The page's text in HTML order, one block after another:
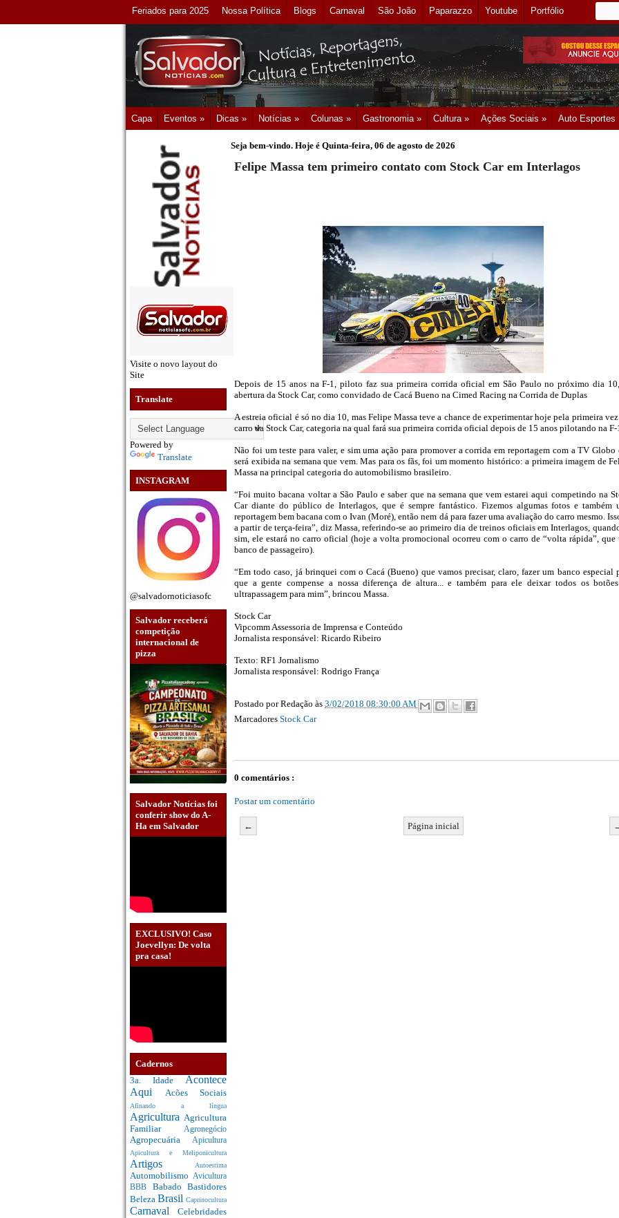
Feriados para 2025 Nossa Política Blogs Carnaval São João Paparazzo Youtube Portfólio
Capa Eventos » Dicas » Notícias » Colunas » Gastronomia » Cultura » Ações Sociais » Auto Esportes
Visite o novo layout do
Site
Translate
Powered by
Translate
INSTAGRAM
@salvadornoticiasofc
Salvador receberá
competição
internacional de
pizza
Salvador Notícias foi
conferir show do A-
Ha em Salvador
EXCLUSIVO! Caso
Joevellyn: De volta
pra casa!
Cadernos
3a. Idade Acontece
Aqui Acões Sociais
Afinando a língua
Agricultura Agricultura
Familiar Agronegócio
Agropecuária Apicultura
Apicultura e Meliponicultura
Artigos Autoestima
Automobilismo Avicultura
BBB Babado Bastidores
Beleza Brasil Caprinocultura
Carnaval Celebridades
Seja bem-vindo. Hoje é Quinta-feira, 06 de agosto de 2026
Felipe Massa tem primeiro contato com Stock Car em Interlagos
Depois de 15 anos na F-1, piloto faz sua primeira corrida oficial em São Paulo no próximo dia
abertura da Stock Car, como convidado de Cacá Bueno na Cimed Racing na Corrida de Duplas
A estreia oficial é só no dia 10, mas Felipe Massa teve a chance de experimentar hoje pela primeira
carro da Stock Car, categoria na qual fará sua primeira corrida oficial depois de 15 anos pilotando na F-
Não foi um teste para valer, e sim uma ação para promover a corrida em reportagem com a TV Globo
será exibida na semana que vem. Mas para os fãs, foi um momento histórico: a primeira imagem de
Massa na principal categoria do automobilismo brasileiro.
“Foi muito bacana voltar a São Paulo e saber que na semana que vem estarei aqui competindo na
Car diante do público de Interlagos, que é sempre fantástico. Fizemos algumas fotos e também
reportagem bem bacana com o Ivan (Moré), então nem dá para fazer uma avaliação do carro mesmo.
a partir de terça-feira”, diz Massa, referindo-se ao primeiro dia de treinos oficiais em Interlagos,
sim, ele estará no carro oficial (hoje a volta promocional ocorreu com o carro de “volta rápida”, que
banco de passageiro).
“Em todo caso, já brinquei com o Cacá (Bueno) que vamos precisar, claro, fazer um banco especial
que a gente compense a nossa diferença de altura... e também para ele deixar todos os
ultrapassagem para mim”, brincou Massa.
Stock Car
Vipcomm Assessoria de Imprensa e Conteúdo
Jornalista responsável: Ricardo Ribeiro
Texto: RF1 Jornalismo
Jornalista responsável: Rodrigo França
Postado porRedação às 3/02/2018 08:30:00 AM
Marcadores Stock Car
0 comentários :
Postar um comentário
← Página inicial